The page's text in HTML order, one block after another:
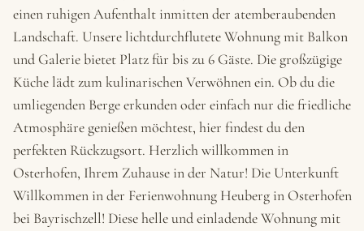
einen ruhigen Aufenthalt inmitten der atemberaubenden
Landschaft. Unsere lichtdurchflutete Wohnung mit Balkon
und Galerie bietet Platz für bis zu 6 Gäste. Die großzügige
Küche lädt zum kulinarischen Verwöhnen ein. Ob du die
umliegenden Berge erkunden oder einfach nur die friedliche
Atmosphäre genießen möchtest, hier findest du den
perfekten Rückzugsort. Herzlich willkommen in
Osterhofen, Ihrem Zuhause in der Natur! Die Unterkunft
Willkommen in der Ferienwohnung Heuberg in Osterhofen
bei Bayrischzell! Diese helle und einladende Wohnung mit